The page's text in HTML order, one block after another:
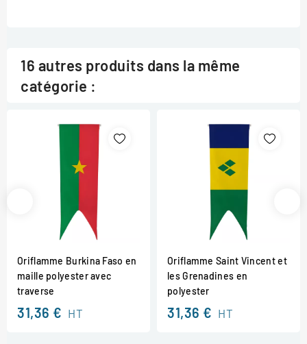
16 autres produits dans la même
catégorie :
Oriflamme Burkina Faso en
maille polyester avec
traverse
31,36 € HT
Oriflamme Saint Vincent et
les Grenadines en
polyester
31,36 € HT